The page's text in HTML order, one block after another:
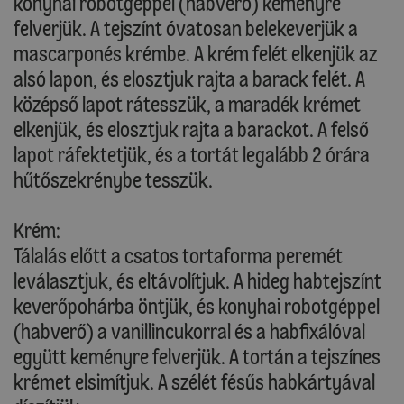
felverjük. A tejszínt óvatosan belekeverjük a
mascarponés krémbe. A krém felét elkenjük az
alsó lapon, és elosztjuk rajta a barack felét. A
középső lapot rátesszük, a maradék krémet
elkenjük, és elosztjuk rajta a barackot. A felső
lapot ráfektetjük, és a tortát legalább 2 órára
hűtőszekrénybe tesszük.
Krém:
Tálalás előtt a csatos tortaforma peremét
leválasztjuk, és eltávolítjuk. A hideg habtejszínt
keverőpohárba öntjük, és konyhai robotgéppel
(habverő) a vanillincukorral és a habfixálóval
együtt keményre felverjük. A tortán a tejszínes
krémet elsimítjuk. A szélét fésűs habkártyával